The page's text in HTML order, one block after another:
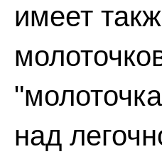
имеет
над